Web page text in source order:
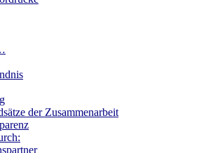
der Zusammenarbeit